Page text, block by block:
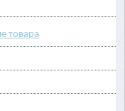
товара